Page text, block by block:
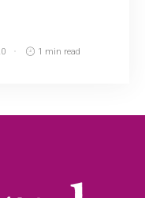
1 min read